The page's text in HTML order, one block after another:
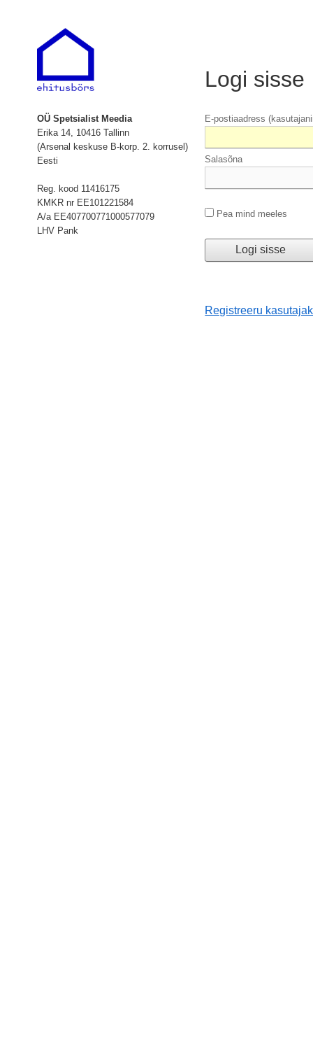
Logi sisse
OÜ Spetsialist Meedia
Erika 14, 10416 Tallinn
(Arsenal keskuse B-korp. 2. korrusel)
Eesti
Reg. kood 11416175
KMKR nr EE101221584
A/a EE407700771000577079
LHV Pank
E-postiaadress
Salasõna
Pea mind meeles
Registreeru